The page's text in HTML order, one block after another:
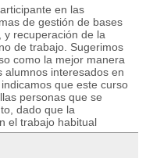
en las
de gestión de bases
recuperación de la
de trabajo. Sugerimos
como la mejor manera
alumnos interesados en
que este curso
personas que se
dado que la
el trabajo habitual